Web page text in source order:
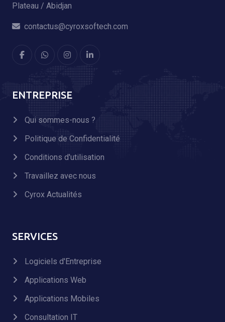
Plateau / Abidjan
contactus@cyroxsoftech.com
ENTREPRISE
Qui sommes-nous ?
Politique de Confidentialité
Conditions d'utilisation
Travaillez avec nous
Cyrox Actualités
SERVICES
Logiciels d'Entreprise
Applications Web
Applications Mobiles
Consultation IT